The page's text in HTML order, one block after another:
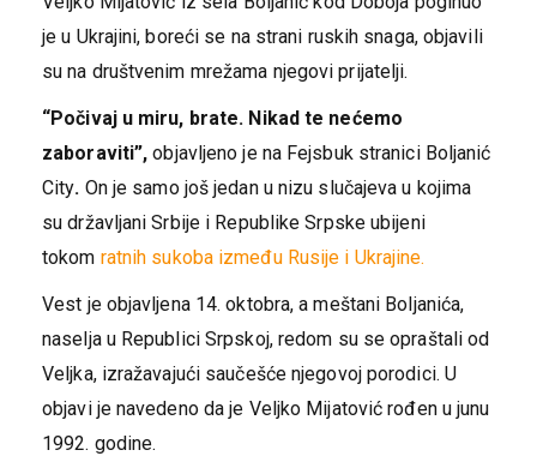
je u Ukrajini, boreći se na strani ruskih snaga, objavili
su na društvenim mrežama njegovi prijatelji.
“Počivaj u miru, brate. Nikad te nećemo
zaboraviti”,objavljeno je na Fejsbuk stranici Boljanić
City. On je samo još jedan u nizu slučajeva u kojima
su državljani Srbije i Republike Srpske ubijeni
tokom ratnih sukoba između Rusije i Ukrajine.
Vest je objavljena 14. oktobra, a meštani Boljanića,
naselja u Republici Srpskoj, redom su se opraštali od
Veljka, izražavajući saučešće njegovoj porodici. U
objavi je navedeno da je Veljko Mijatović rođen u junu
1992. godine.